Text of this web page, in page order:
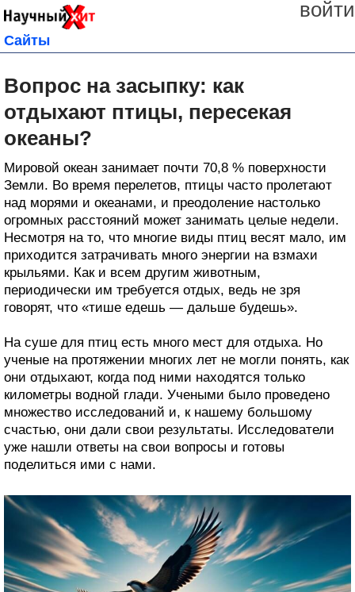
войти
Сайты
Вопрос на засыпку: как
отдыхают птицы, пересекая
океаны?
Мировой океан занимает почти 70,8 % поверхности
Земли. Во время перелетов, птицы часто пролетают
над морями и океанами, и преодоление настолько
огромных расстояний может занимать целые недели.
Несмотря на то, что многие виды птиц весят мало, им
приходится затрачивать много энергии на взмахи
крыльями. Как и всем другим животным,
периодически им требуется отдых, ведь не зря
говорят, что «тише едешь — дальше будешь».
На суше для птиц есть много мест для отдыха. Но
ученые на протяжении многих лет не могли понять, как
они отдыхают, когда под ними находятся только
километры водной глади. Учеными было проведено
множество исследований и, к нашему большому
счастью, они дали свои результаты. Исследователи
уже нашли ответы на свои вопросы и готовы
поделиться ими с нами.